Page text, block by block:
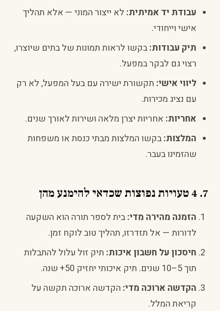
עבודת יד אמיתית: לא ייצור המוני — אלא תהליך
אישי וייחודי.
תיק עבודות:בקשו לראות תמונות של בתים שיוצרו,
רצוי גם לבקר במפעל.
ליווי אישי: תקשורת ישירה עם בעל המפעל, לא רק
עם נציג מכירות.
אחריות: אחריות יצרן מלאה ושירות לאורך שנים.
המלצות:בקשו המלצות מבתי כנסת או משפחות
שהזמינו בעבר.
7. 4 טעויות נפוצות שכדאי להימנע מהן
הזמנה מהירה מדי:בית לספר תורה הוא השקעה
לדורות — אל תזדרזו, תהליך טוב לוקח זמן.
חיסכון על חשבון איכות: תיק זול עלול להתבלות
תוך 5–10 שנים. תיק איכותי יחזיק 50+ שנה.
הקדשה ארוכה מדי: הקדשה ארוכה תקשה על
קריאת המלל.